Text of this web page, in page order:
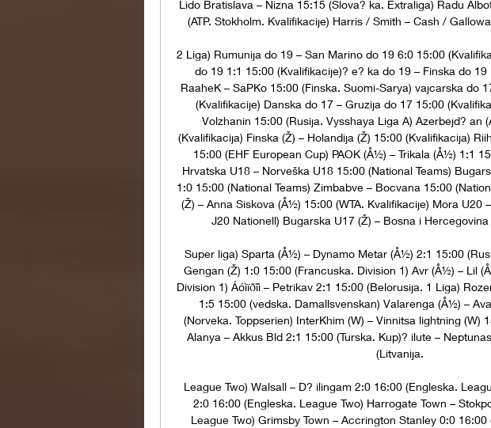
Lido Bratislava – Nizna 15:15 (Slova? ka. Extraliga) Radu
(ATP. Stokholm. Kvalifikacije) Harris / Smith – Cash /
2 Liga) Rumunija do 19 – San Marino do 19 6:0 15:00
do 19 1:1 15:00 (Kvalifikacije)? e? ka do 19 – Finska do
RaaheK – SaPKo 15:00 (Finska. Suomi-Sarya) vajcarska do
(Kvalifikacije) Danska do 17 – Gruzija do 17 15:00
Volzhanin 15:00 (Rusija. Vysshaya Liga A) Azerbejd? an
(Kvalifikacija) Finska (Ž) – Holandija (Ž) 15:00 (Kvalifikacija)
15:00 (EHF European Cup) PAOK (Å½) – Trikala (Å½) 1:1
Hrvatska U18 – Norveška U18 15:00 (National Teams)
1:0 15:00 (National Teams) Zimbabve – Bocvana 15:00
(Ž) – Anna Siskova (Å½) 15:00 (WTA. Kvalifikacije) Mora U20
J20 Nationell) Bugarska U17 (Ž) – Bosna i Hercegovina
Super liga) Sparta (Å½) – Dynamo Metar (Å½) 2:1 15:00
Gengan (Ž) 1:0 15:00 (Francuska. Division 1) Avr (Å½) – Lil
Division 1) Áóìïðîì – Petrikav 2:1 15:00 (Belorusija. 1 Liga)
1:5 15:00 (vedska. Damallsvenskan) Valarenga (Å½) –
(Norveka. Toppserien) InterKhim (W) – Vinnitsa lightning (W)
Alanya – Akkus Bld 2:1 15:00 (Turska. Kup)? ilute –
(Litvanija.
League Two) Walsall – D? ilingam 2:0 16:00 (Engleska.
2:0 16:00 (Engleska. League Two) Harrogate Town –
League Two) Grimsby Town – Accrington Stanley 0:0 16:00